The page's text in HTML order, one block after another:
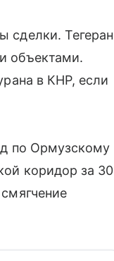
сделки. Тегеран
объектами.
в КНР, если
по Ормузскому
коридор за 30